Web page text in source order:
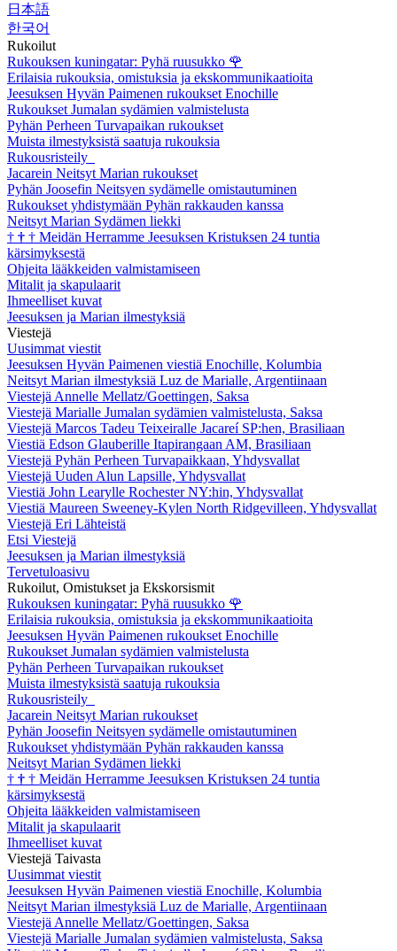
日本語
한국어
Rukoilut
Rukouksen kuningatar: Pyhä ruusukko 🌹
Erilaisia rukouksia, omistuksia ja ekskommunikaatioita
Jeesuksen Hyvän Paimenen rukoukset Enochille
Rukoukset Jumalan sydämien valmistelusta
Pyhän Perheen Turvapaikan rukoukset
Muista ilmestyksistä saatuja rukouksia
Rukousristeily
Jacarein Neitsyt Marian rukoukset
Pyhän Joosefin Neitsyen sydämelle omistautuminen
Rukoukset yhdistymään Pyhän rakkauden kanssa
Neitsyt Marian Sydämen liekki
† † † Meidän Herramme Jeesuksen Kristuksen 24 tuntia
kärsimyksestä
Ohjeita lääkkeiden valmistamiseen
Mitalit ja skapulaarit
Ihmeelliset kuvat
Jeesuksen ja Marian ilmestyksiä
Viestejä
Uusimmat viestit
Jeesuksen Hyvän Paimenen viestiä Enochille, Kolumbia
Neitsyt Marian ilmestyksiä Luz de Marialle, Argentiinaan
Viestejä Annelle Mellatz/Goettingen, Saksa
Viestejä Marialle Jumalan sydämien valmistelusta, Saksa
Viestejä Marcos Tadeu Teixeiralle Jacareí SP:hen, Brasiliaan
Viestiä Edson Glauberille Itapirangaan AM, Brasiliaan
Viestejä Pyhän Perheen Turvapaikkaan, Yhdysvallat
Viestejä Uuden Alun Lapsille, Yhdysvallat
Viestiä John Learylle Rochester NY:hin, Yhdysvallat
Viestiä Maureen Sweeney-Kylen North Ridgevilleen, Yhdysvallat
Viestejä Eri Lähteistä
Etsi Viestejä
Jeesuksen ja Marian ilmestyksiä
Tervetuloasivu
Rukoilut, Omistukset ja Ekskorsismit
Rukouksen kuningatar: Pyhä ruusukko 🌹
Erilaisia rukouksia, omistuksia ja ekskommunikaatioita
Jeesuksen Hyvän Paimenen rukoukset Enochille
Rukoukset Jumalan sydämien valmistelusta
Pyhän Perheen Turvapaikan rukoukset
Muista ilmestyksistä saatuja rukouksia
Rukousristeily
Jacarein Neitsyt Marian rukoukset
Pyhän Joosefin Neitsyen sydämelle omistautuminen
Rukoukset yhdistymään Pyhän rakkauden kanssa
Neitsyt Marian Sydämen liekki
† † † Meidän Herramme Jeesuksen Kristuksen 24 tuntia
kärsimyksestä
Ohjeita lääkkeiden valmistamiseen
Mitalit ja skapulaarit
Ihmeelliset kuvat
Viestejä Taivasta
Uusimmat viestit
Jeesuksen Hyvän Paimenen viestiä Enochille, Kolumbia
Neitsyt Marian ilmestyksiä Luz de Marialle, Argentiinaan
Viestejä Annelle Mellatz/Goettingen, Saksa
Viestejä Marialle Jumalan sydämien valmistelusta, Saksa